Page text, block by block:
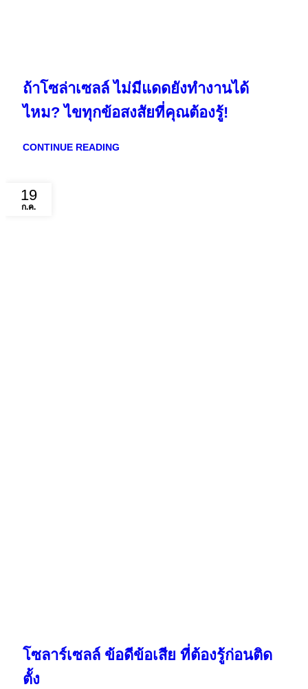
ถ้าโซล่าเซลล์ ไม่มีแดดยังทำงานได้
ไหม? ไขทุกข้อสงสัยที่คุณต้องรู้!
CONTINUE READING
19
ก.ค.
โซลาร์เซลล์ ข้อดีข้อเสีย ที่ต้องรู้ก่อนติด
ตั้ง